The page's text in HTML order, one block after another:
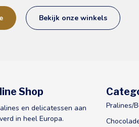
Bekijk onze winkels
Shop
en delicatessen aan
in heel Europa.
Pralines/